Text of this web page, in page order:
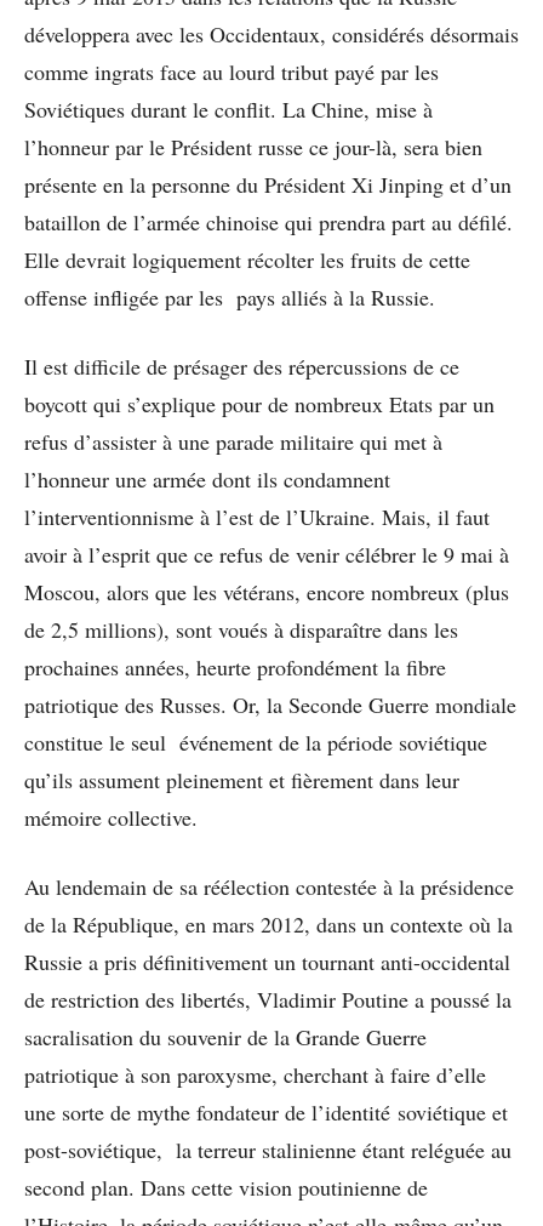
développera avec les Occidentaux, considérés désormais
comme ingrats face au lourd tribut payé par les
Soviétiques durant le conflit. La Chine, mise à
l’honneur par le Président russe ce jour-là, sera bien
présente en la personne du Président Xi Jinping et d’un
bataillon de l’armée chinoise qui prendra part au défilé.
Elle devrait logiquement récolter les fruits de cette
offense infligée par les pays alliés à la Russie.
Il est difficile de présager des répercussions de ce
boycott qui s’explique pour de nombreux Etats par un
refus d’assister à une parade militaire qui met à
l’honneur une armée dont ils condamnent
l’interventionnisme à l’est de l’Ukraine. Mais, il faut
avoir à l’esprit que ce refus de venir célébrer le 9 mai à
Moscou, alors que les vétérans, encore nombreux (plus
de 2,5 millions), sont voués à disparaître dans les
prochaines années, heurte profondément la fibre
patriotique des Russes. Or, la Seconde Guerre mondiale
constitue le seul événement de la période soviétique
qu’ils assument pleinement et fièrement dans leur
mémoire collective.
Au lendemain de sa réélection contestée à la présidence
de la République, en mars 2012, dans un contexte où la
Russie a pris définitivement un tournant anti-occidental
de restriction des libertés, Vladimir Poutine a poussé la
sacralisation du souvenir de la Grande Guerre
patriotique à son paroxysme, cherchant à faire d’elle
une sorte de mythe fondateur de l’identité soviétique et
post-soviétique, la terreur stalinienne étant reléguée au
second plan. Dans cette vision poutinienne de